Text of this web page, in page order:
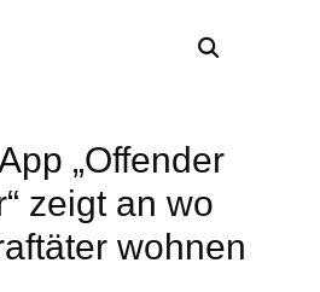
„Offender
zeigt an wo
wohnen